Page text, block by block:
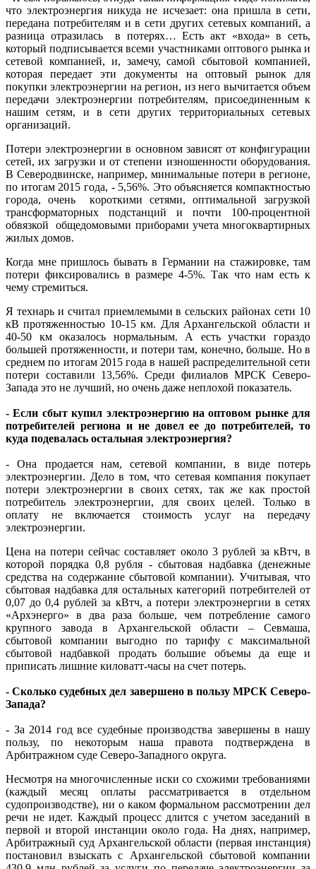
что электроэнергия никуда не исчезает: она пришла в сети,
передана потребителям и в сети других сетевых компаний, а
разница отразилась в потерях… Есть акт «входа» в сеть,
который подписывается всеми участниками оптового рынка и
сетевой компанией, и, замечу, самой сбытовой компанией,
которая передает эти документы на оптовый рынок для
покупки электроэнергии на регион, из него вычитается объем
передачи электроэнергии потребителям, присоединенным к
нашим сетям, и в сети других территориальных сетевых
организаций.
Потери электроэнергии в основном зависят от конфигурации
сетей, их загрузки и от степени изношенности оборудования.
В Северодвинске, например, минимальные потери в регионе,
по итогам 2015 года, - 5,56%. Это объясняется компактностью
города, очень короткими сетями, оптимальной загрузкой
трансформаторных подстанций и почти 100-процентной
обвязкой общедомовыми приборами учета многоквартирных
жилых домов.
Когда мне пришлось бывать в Германии на стажировке, там
потери фиксировались в размере 4-5%. Так что нам есть к
чему стремиться.
Я технарь и считал приемлемыми в сельских районах сети 10
кВ протяженностью 10-15 км. Для Архангельской области и
40-50 км оказалось нормальным. А есть участки гораздо
большей протяженности, и потери там, конечно, больше. Но в
среднем по итогам 2015 года в нашей распределительной сети
потери составили 13,56%. Среди филиалов МРСК Северо-
Запада это не лучший, но очень даже неплохой показатель.
- Если сбыт купил электроэнергию на оптовом рынке для
потребителей региона и не довел ее до потребителей, то
куда подевалась остальная электроэнергия?
- Она продается нам, сетевой компании, в виде потерь
электроэнергии. Дело в том, что сетевая компания покупает
потери электроэнергии в своих сетях, так же как простой
потребитель электроэнергии, для своих целей. Только в
оплату не включается стоимость услуг на передачу
электроэнергии.
Цена на потери сейчас составляет около 3 рублей за кВтч, в
которой порядка 0,8 рубля - сбытовая надбавка (денежные
средства на содержание сбытовой компании). Учитывая, что
сбытовая надбавка для остальных категорий потребителей от
0,07 до 0,4 рублей за кВтч, а потери электроэнергии в сетях
«Архэнерго» в два раза больше, чем потребление самого
крупного завода в Архангельской области – Севмаша,
сбытовой компании выгодно по тарифу с максимальной
сбытовой надбавкой продать большие объемы да еще и
приписать лишние киловатт-часы на счет потерь.
- Сколько судебных дел завершено в пользу МРСК Северо-
Запада?
- За 2014 год все судебные производства завершены в нашу
пользу, по некоторым наша правота подтверждена в
Арбитражном суде Северо-Западного округа.
Несмотря на многочисленные иски со схожими требованиями
(каждый месяц оплаты рассматривается в отдельном
судопроизводстве), ни о каком формальном рассмотрении дел
речи не идет. Каждый процесс длится с учетом заседаний в
первой и второй инстанции около года. На днях, например,
Арбитражный суд Архангельской области (первая инстанция)
постановил взыскать с Архангельской сбытовой компании